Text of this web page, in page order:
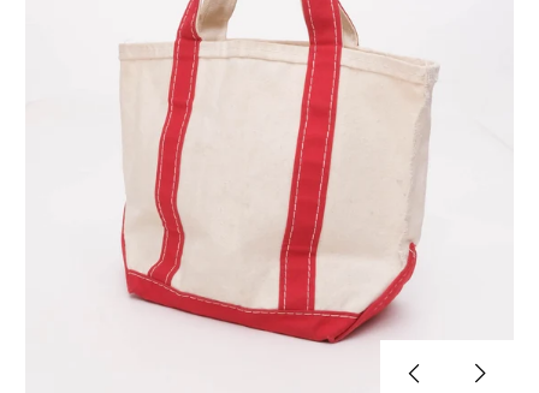
PreviousNext